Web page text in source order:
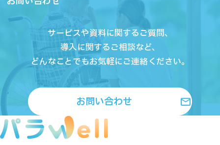
サービスや資料に関するご質問、
導入に関するご相談など、
どんなことでもお気軽にご連絡ください。
お問い合わせ